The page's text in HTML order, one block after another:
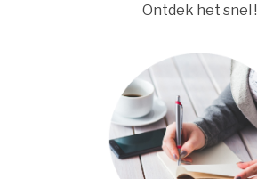
Ontdek het snel !